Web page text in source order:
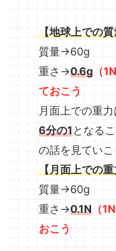
【地球上での
質量→60g
重さ→0.6g （
ておこう
月面上での重
6分の1となる
の話を見ていこ
【月面上での
質量→60g
重さ→0.1N （
おこう